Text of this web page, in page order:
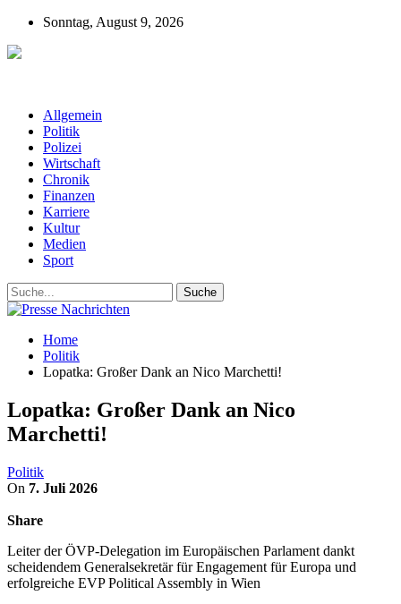
Sonntag, August 9, 2026
Allgemein
Politik
Polizei
Wirtschaft
Chronik
Finanzen
Karriere
Kultur
Medien
Sport
Home
Politik
Lopatka: Großer Dank an Nico Marchetti!
Lopatka: Großer Dank an Nico
Marchetti!
Politik
On 7. Juli 2026
Share
Leiter der ÖVP-Delegation im Europäischen Parlament dankt
scheidendem Generalsekretär für Engagement für Europa und
erfolgreiche EVP Political Assembly in Wien